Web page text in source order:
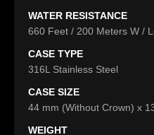
WATER RESISTANCE
660 Feet / 200 Meters W /
CASE TYPE
316L Stainless Steel
CASE SIZE
44 mm (Without Crown) x
WEIGHT